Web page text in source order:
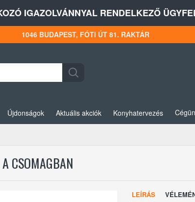
IGAZOLVÁNNYAL RENDELKEZŐ
1046 BUDAPEST, FÓTI ÚT 81. RAKTÁR
Újdonságok Aktuális akciók Konyhatervezés
CSOMAGBAN
LEÍRÁS